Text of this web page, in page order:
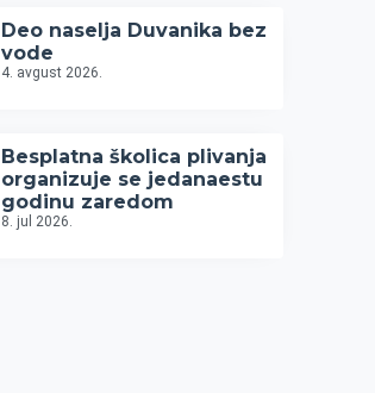
Deo naselja Duvanika bez
vode
4. avgust 2026.
Besplatna školica plivanja
organizuje se jedanaestu
godinu zaredom
8. jul 2026.